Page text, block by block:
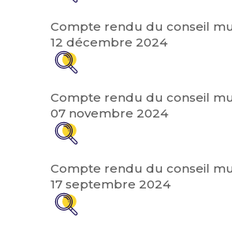
Compte rendu du conseil
12 décembre 2024
Compte rendu du conseil
07 novembre 2024
Compte rendu du conseil
17 septembre 2024